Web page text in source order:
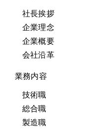
社長挨拶
企業理念
企業概要
会社沿革
業務内容
技術職
総合職
製造職